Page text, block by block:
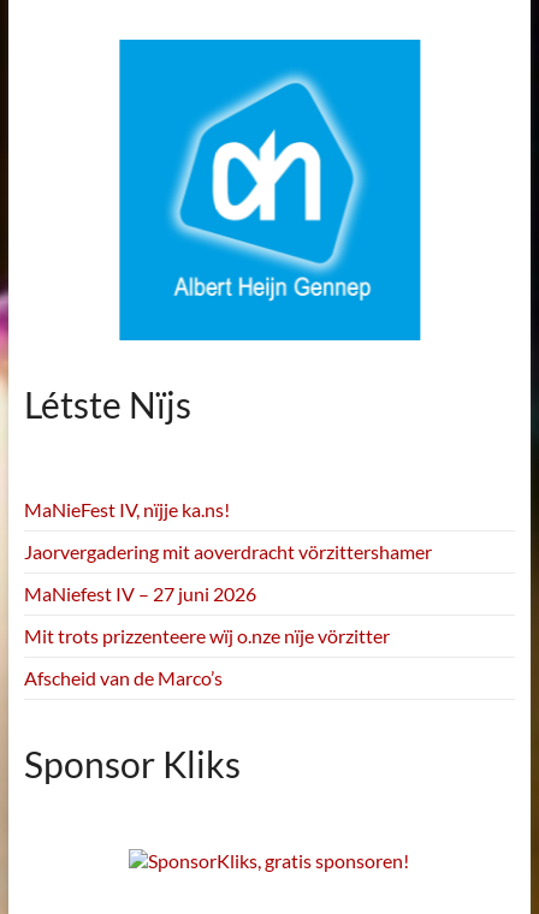
Létste Nïjs
MaNieFest IV, nïjje ka.ns!
Jaorvergadering mit aoverdracht vörzittershamer
MaNiefest IV – 27 juni 2026
Mit trots prizzenteere wïj o.nze nïje vörzitter
Afscheid van de Marco’s
Sponsor Kliks